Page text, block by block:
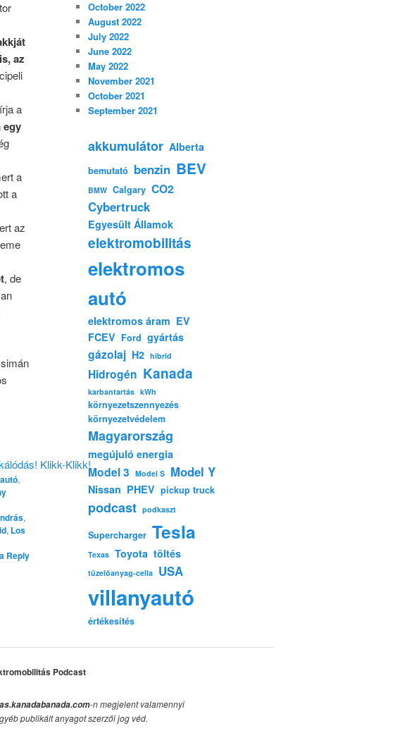
az
a
egy
a
a
az
, de
Klikk-Klikk!
,
,
, Los
Reply
October 2022
August 2022
July 2022
June 2022
May 2022
November 2021
October 2021
September 2021
akkumulátor Alberta
bemutató benzin BEV
BMW Calgary CO2
Cybertruck
Egyesült Államok
elektromobilitás
elektromos
autó
elektromos áram EV
FCEV Ford gyártás
gázolaj H2 hibrid
Hidrogén Kanada
karbantartás kWh
környezetszennyezés
környezetvédelem
Magyarország
megújuló energia
Model 3 Model S Model Y
Nissan PHEV pickup truck
podcast podkaszt
Supercharger Tesla
Texas Toyota töltés
tüzelőanyag-cella USA
villanyautó
értékesítés
Podcast
-n megjelent valamennyi
publikált anyagot szerzői jog véd.